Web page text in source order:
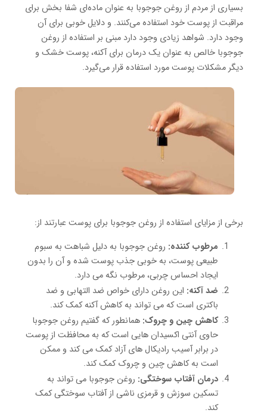
بسیاری از مردم از روغن جوجوبا به عنوان ماده‌ای شفا بخش برای
مراقبت از پوست خود استفاده می‌کنند. و دلایل خوبی برای آن
وجود دارد. شواهد زیادی وجود دارد مبنی بر استفاده از روغن
جوجوبا خالص به عنوان یک درمان برای آکنه، پوست خشک و
دیگر مشکلات پوست مورد استفاده قرار می‌گیرد.
برخی از مزایای استفاده از روغن جوجوبا برای پوست عبارتند از:
مرطوب کننده: روغن جوجوبا به دلیل شباهت به سبوم
طبیعی پوست، به خوبی جذب پوست شده و آن را بدون
ایجاد احساس چربی، مرطوب نگه می دارد.
ضد آکنه: این روغن دارای خواص ضد التهابی و ضد
باکتری است که می تواند به کاهش آکنه کمک کند.
کاهش چین و چروک: همانطور که گفتیم روغن جوجوبا
حاوی آنتی اکسیدان هایی است که به محافظت از پوست
در برابر آسیب رادیکال های آزاد کمک می کند و ممکن
است به کاهش چین و چروک کمک کند.
درمان آفتاب سوختگی: روغن جوجوبا می تواند به
تسکین سوزش و قرمزی ناشی از آفتاب سوختگی کمک
کند.